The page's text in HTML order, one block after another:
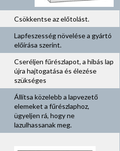
Csökkentse az előtolást.
Lapfeszesség növelése a gyártó
előírása szerint.
Cseréljen fűrészlapot, a hibás lap
újra hajtogatása és élezése
szükséges
Állítsa közelebb a lapvezető
elemeket a fűrészlaphoz,
ügyeljen rá, hogy ne
lazulhassanak meg.